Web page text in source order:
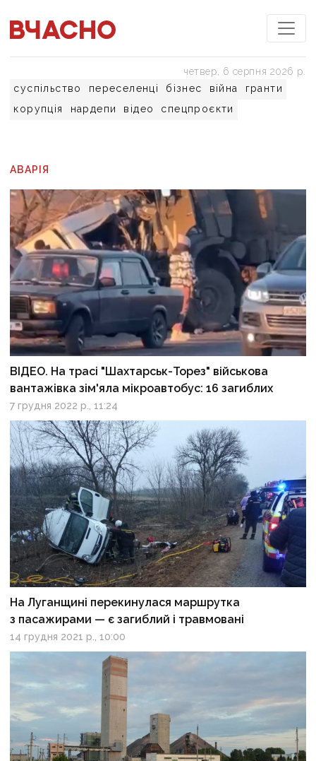
суспільство переселенці бізнес війна
гранти
корупція
нардепи відео спецпроєкти
четвер, 6 серпня 2026 р.
АВАРІЯ
ВІДЕО. На трасі "Шахтарськ-Торез" військова
вантажівка зім'яла мікроавтобус: 16 загиблих
7 грудня 2022 р., 11:24
На Луганщині перекинулася маршрутка
з пасажирами — є загиблий і травмовані
14 грудня 2021 р., 10:00